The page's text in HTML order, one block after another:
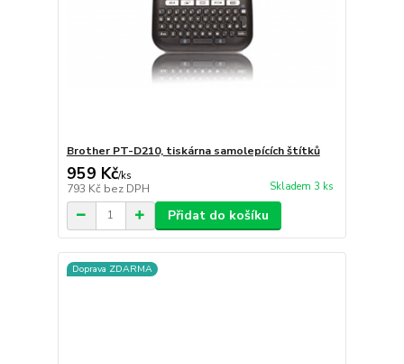
Brother PT-D210, tiskárna samolepících štítků
959 Kč/ks
793 Kč bez DPH Skladem 3 ks
Přidat do košíku
Doprava ZDARMA